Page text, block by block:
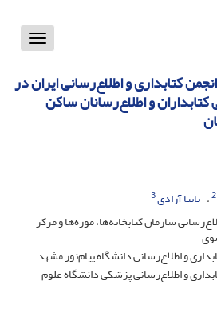
Toggle
کتابداری و اطلاع‌رسانی ایران در
و اطلاع‌رسانان ساکن
2 تانیا آزادی3
سازمان کتابخانه‌ها، موزه‌ها و مرکز
و اطلاع‌رسانی دانشگاه پیام‌نور مشهد
و اطلاع‌رسانی پزشکی دانشگاه علوم